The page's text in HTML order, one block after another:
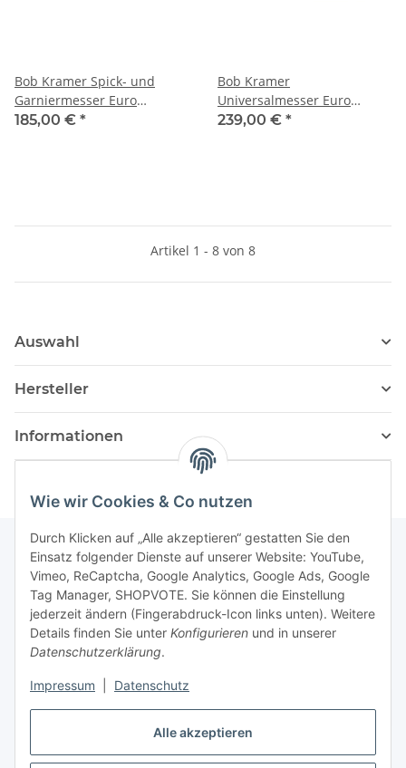
Alle akzeptieren
Wie wir Cookies & Co nutzen
Durch Klicken auf „Alle akzeptieren“ gestatten Sie den
Einsatz folgender Dienste auf unserer Website: YouTube,
Vimeo, ReCaptcha, Google Analytics, Google Ads, Google
Tag Manager, SHOPVOTE. Sie können die Einstellung
jederzeit ändern (Fingerabdruck-Icon links unten). Weitere
Details finden Sie unter Konfigurieren und in unserer
Datenschutzerklärung.
Impressum Datenschutz
Bob Kramer Spick- und
Garniermesser Euro
Stainless 100 mm
185,00 € *
Bob Kramer
Universalmesser Euro
Stainless 130 mm
239,00 € *
Artikel 1 - 8 von 8
Auswahl
Hersteller
Informationen
Newsletter Abonnieren
Bitte senden Sie mir entsprechend Ihrer
Datenschutzerklärung
regelmäßig und jederzeit widerruflich
Informationen zu Ihrem Produktsortiment per E-Mail zu.
Abonnieren
Newsletter Abonnieren